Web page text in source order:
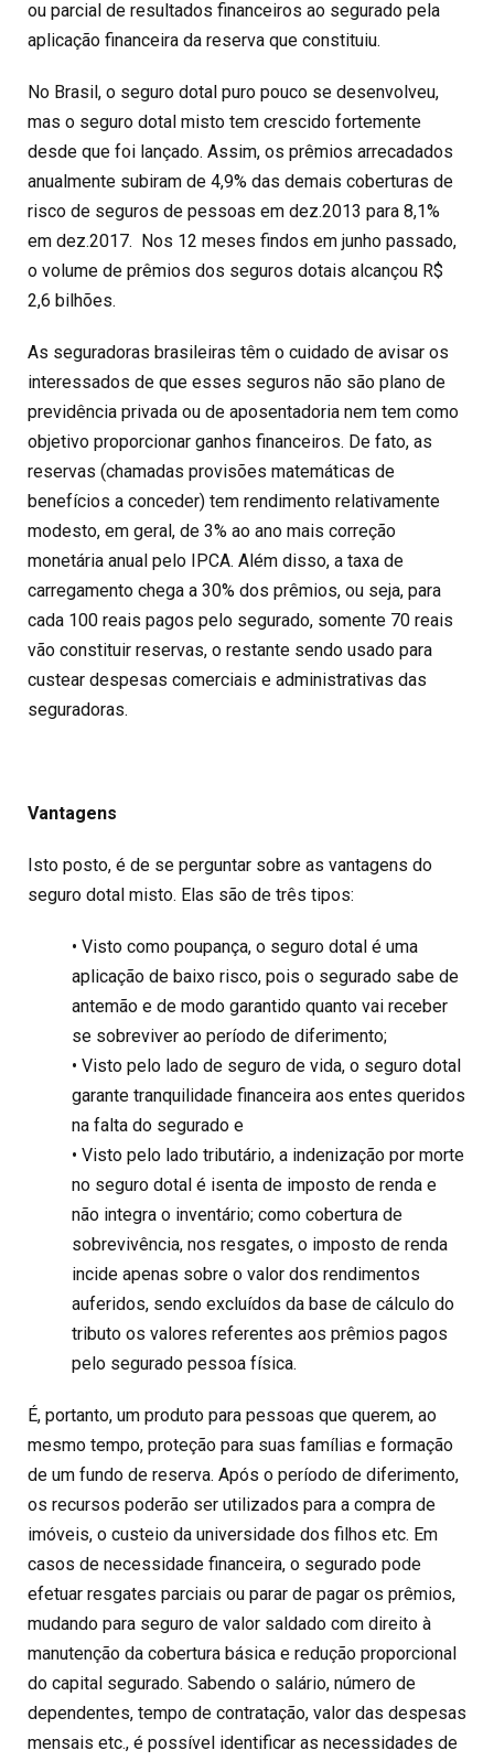
ou parcial de resultados financeiros ao segurado pela
aplicação financeira da reserva que constituiu.
No Brasil, o seguro dotal puro pouco se desenvolveu,
mas o seguro dotal misto tem crescido fortemente
desde que foi lançado. Assim, os prêmios arrecadados
anualmente subiram de 4,9% das demais coberturas de
risco de seguros de pessoas em dez.2013 para 8,1%
em dez.2017. Nos 12 meses findos em junho passado,
o volume de prêmios dos seguros dotais alcançou R$
2,6 bilhões.
As seguradoras brasileiras têm o cuidado de avisar os
interessados de que esses seguros não são plano de
previdência privada ou de aposentadoria nem tem como
objetivo proporcionar ganhos financeiros. De fato, as
reservas (chamadas provisões matemáticas de
benefícios a conceder) tem rendimento relativamente
modesto, em geral, de 3% ao ano mais correção
monetária anual pelo IPCA. Além disso, a taxa de
carregamento chega a 30% dos prêmios, ou seja, para
cada 100 reais pagos pelo segurado, somente 70 reais
vão constituir reservas, o restante sendo usado para
custear despesas comerciais e administrativas das
seguradoras.
Vantagens
Isto posto, é de se perguntar sobre as vantagens do
seguro dotal misto. Elas são de três tipos:
• Visto como poupança, o seguro dotal é uma
aplicação de baixo risco, pois o segurado sabe de
antemão e de modo garantido quanto vai receber
se sobreviver ao período de diferimento;
• Visto pelo lado de seguro de vida, o seguro dotal
garante tranquilidade financeira aos entes queridos
na falta do segurado e
• Visto pelo lado tributário, a indenização por morte
no seguro dotal é isenta de imposto de renda e
não integra o inventário; como cobertura de
sobrevivência, nos resgates, o imposto de renda
incide apenas sobre o valor dos rendimentos
auferidos, sendo excluídos da base de cálculo do
tributo os valores referentes aos prêmios pagos
pelo segurado pessoa física.
É, portanto, um produto para pessoas que querem, ao
mesmo tempo, proteção para suas famílias e formação
de um fundo de reserva. Após o período de diferimento,
os recursos poderão ser utilizados para a compra de
imóveis, o custeio da universidade dos filhos etc. Em
casos de necessidade financeira, o segurado pode
efetuar resgates parciais ou parar de pagar os prêmios,
mudando para seguro de valor saldado com direito à
manutenção da cobertura básica e redução proporcional
do capital segurado. Sabendo o salário, número de
dependentes, tempo de contratação, valor das despesas
mensais etc., é possível identificar as necessidades de